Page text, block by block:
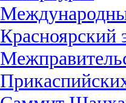
Красноярский